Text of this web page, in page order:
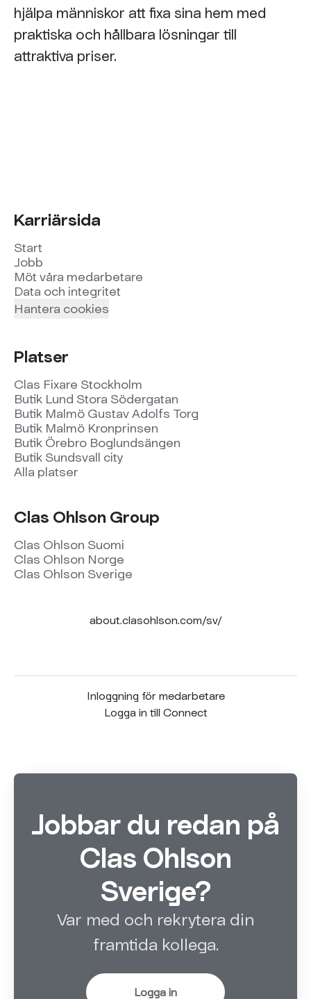
hjälpa människor att fixa sina hem med
praktiska och hållbara lösningar till
attraktiva priser.
Karriärsida
Start
Jobb
Möt våra medarbetare
Data och integritet
Hantera cookies
Platser
Clas Fixare Stockholm
Butik Lund Stora Södergatan
Butik Malmö Gustav Adolfs Torg
Butik Malmö Kronprinsen
Butik Örebro Boglundsängen
Butik Sundsvall city
Alla platser
Clas Ohlson Group
Clas Ohlson Suomi
Clas Ohlson Norge
Clas Ohlson Sverige
about.clasohlson.com/sv/
Inloggning för medarbetare
Logga in till Connect
Jobbar du redan på
Clas Ohlson
Sverige?
Var med och rekrytera din
framtida kollega.
Logga in